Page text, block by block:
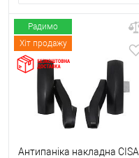
Радимо
Хіт продажу
Антипаніка накладна CISA